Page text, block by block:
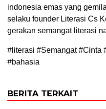
indonesia emas yang
selaku founder Literasi Cs
gerakan semangat literasi
#literasi #Semangat #Cinta
#bahasia
BERITA TERKAIT